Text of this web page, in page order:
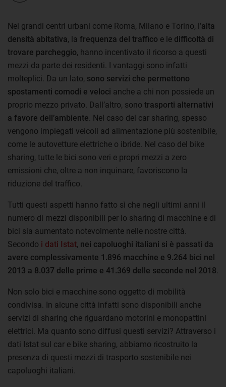
Nei grandi centri urbani come Roma, Milano e Torino, l’alta
densità abitativa, la frequenza del traffico e le difficoltà di
trovare parcheggio, hanno incentivato il ricorso a questi
mezzi da parte dei residenti. I vantaggi sono infatti
molteplici. Da un lato, sono servizi che permettono
spostamenti comodi e veloci anche a chi non possiede un
proprio mezzo privato. Dall’altro, sono trasporti alternativi
a favore dell’ambiente . Nel caso del car sharing, spesso
vengono impiegati veicoli ad alimentazione più sostenibile,
come le autovetture elettriche o ibride. Nel caso del bike
sharing, tutte le bici sono veri e propri mezzi a zero
emissioni che, oltre a non inquinare, favoriscono la
riduzione del traffico.
Tutti questi aspetti hanno fatto sì che negli ultimi anni il
numero di mezzi disponibili per lo sharing di macchine e di
bici sia aumentato notevolmente nelle nostre città.
Secondo i dati Istat, nei capoluoghi italiani si è passati da
avere complessivamente 1.896 macchine e 9.264 bici nel
2013 a 8.037 delle prime e 41.369 delle seconde nel 2018
Non solo bici e macchine sono oggetto di mobilità
condivisa. In alcune città infatti sono disponibili anche
servizi di sharing che riguardano motorini e monopattini
elettrici. Ma quanto sono diffusi questi servizi? Attraverso i
dati Istat sul car e bike sharing, abbiamo ricostruito la
presenza di questi mezzi di trasporto sostenibile nei
capoluoghi italiani.